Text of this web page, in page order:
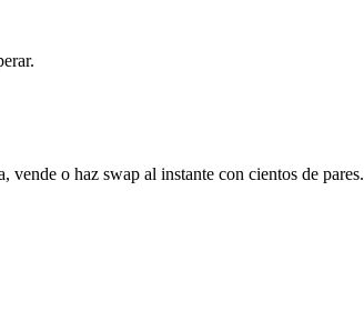
o haz swap al instante con cientos de pares.